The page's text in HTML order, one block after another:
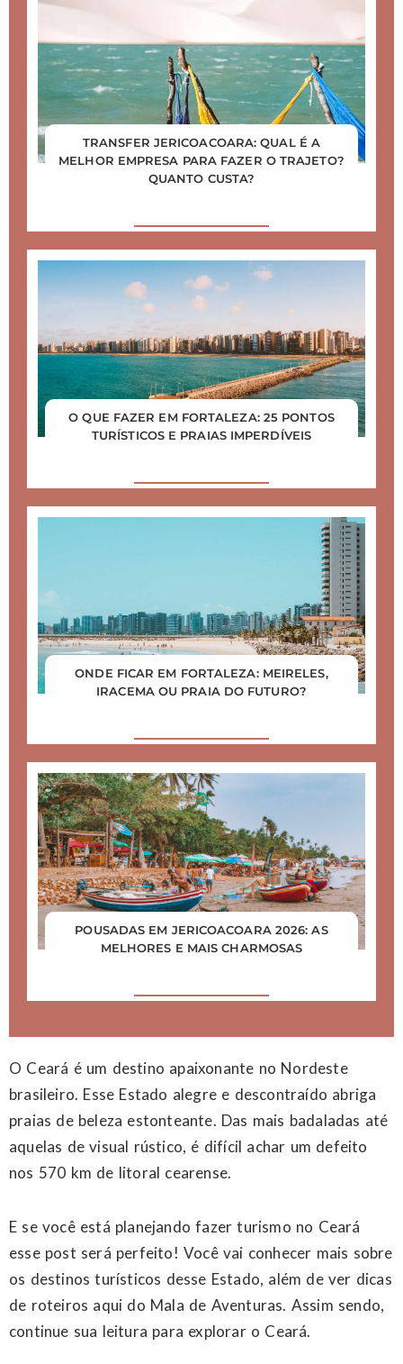
TRANSFER JERICOACOARA: QUAL É A
MELHOR EMPRESA PARA FAZER O TRAJETO?
QUANTO CUSTA?
O QUE FAZER EM FORTALEZA: 25 PONTOS
TURÍSTICOS E PRAIAS IMPERDÍVEIS
ONDE FICAR EM FORTALEZA: MEIRELES,
IRACEMA OU PRAIA DO FUTURO?
POUSADAS EM JERICOACOARA 2026: AS
MELHORES E MAIS CHARMOSAS
O Ceará é um destino apaixonante no Nordeste
brasileiro. Esse Estado alegre e descontraído abriga
praias de beleza estonteante. Das mais badaladas até
aquelas de visual rústico, é difícil achar um defeito
nos 570 km de litoral cearense.
E se você está planejando fazer turismo no Ceará
esse post será perfeito! Você vai conhecer mais sobre
os destinos turísticos desse Estado, além de ver dicas
de roteiros aqui do Mala de Aventuras. Assim sendo,
continue sua leitura para explorar o Ceará.